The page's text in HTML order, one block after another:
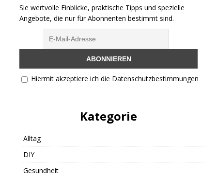
Sie wertvolle Einblicke, praktische Tipps und spezielle
Angebote, die nur für Abonnenten bestimmt sind.
Hiermit akzeptiere ich die Datenschutzbestimmungen
Kategorie
Alltag
DIY
Gesundheit